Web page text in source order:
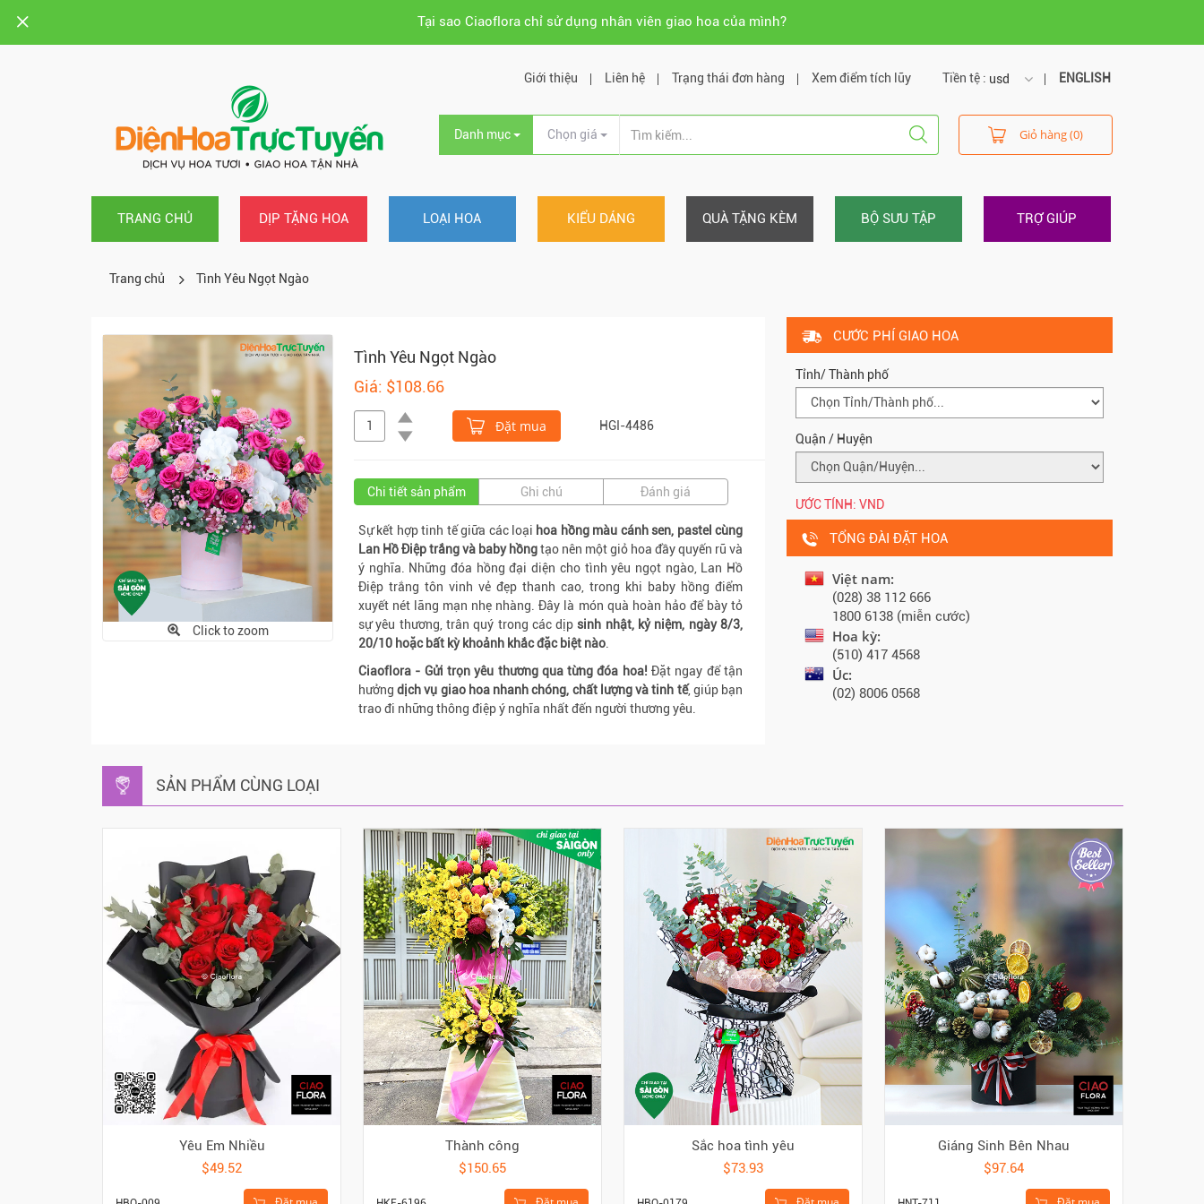
Tại sao Ciaoflora chỉ sử dụng nhân viên giao hoa của mình?
Tiền tệ : usd
usd
vnd
ENGLISH
Giới thiệu Liên hệ Trạng thái đơn hàng Xem điểm tích lũy
Danh mục Chọn giá Giỏ hàng (0)
TRANG CHỦ DỊP TẶNG HOA LOẠI HOA KIỂU DÁNG QUÀ TẶNG KÈM BỘ SƯU TẬP TRỢ GIÚP
Trang chủ Tình Yêu Ngọt Ngào
Click to zoom
Tình Yêu Ngọt Ngào
Giá: $108.66
Đặt mua HGI-4486
Chi tiết sản phẩm Ghi chú Đánh giá
Sự kết hợp tinh tế giữa các loại hoa hồng màu cánh sen, pastel cùng
Lan Hồ Điệp trắng và baby hồngtạo nên một giỏ hoa đầy quyến rũ và
ý nghĩa. Những đóa hồng đại diện cho tình yêu ngọt ngào, Lan Hồ
Điệp trắng tôn vinh vẻ đẹp thanh cao, trong khi baby hồng điểm
xuyết nét lãng mạn nhẹ nhàng. Đây là món quà hoàn hảo để bày tỏ
sự yêu thương, trân quý trong các dịpsinh nhật, kỷ niệm, ngày 8/3,
20/10 hoặc bất kỳ khoảnh khắc đặc biệt nào
Ciaoflora - Gửi trọn yêu thương qua từng đóa hoa! Đặt ngay để tận
hưởngdịch vụ giao hoa nhanh chóng, chất lượng và tinh tế, giúp bạn
trao đi những thông điệp ý nghĩa nhất đến người thương yêu.
CƯỚC PHÍ GIAO HOA
Tỉnh/ Thành phố
Quận / Huyện
ƯỚC TÍNH: VND
TỔNG ĐÀI ĐẶT HOA
Việt nam:
(028) 38 112 666
1800 6138 (miễn cước)
Hoa kỳ:
(510) 417 4568
Úc:
(02) 8006 0568
SẢN PHẨM CÙNG LOẠI
Yêu Em Nhiều
$49.52
Thành công
$150.65
Sắc hoa tình yêu
$73.93
Giáng Sinh Bên Nhau
$97.64